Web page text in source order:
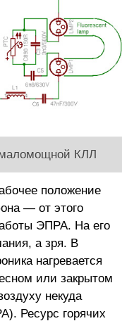
КЛЛ
положение
— от этого
ЭПРА. На его
а зря. В
нагревается
или закрытом
некуда
Ресурс горячих